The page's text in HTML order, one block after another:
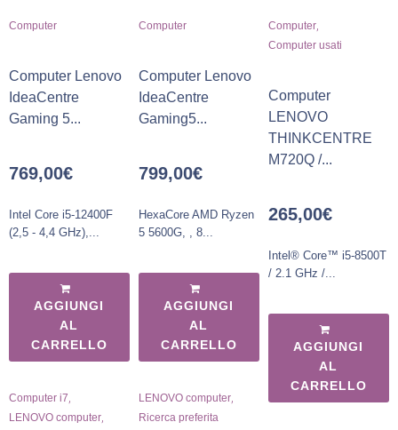
Computer
Computer Lenovo
IdeaCentre
Gaming 5...
769,00€
Intel Core i5-12400F
(2,5 - 4,4 GHz),...
AGGIUNGI
AL
CARRELLO
Computer i7
LENOVO computer
Computer
Computer Lenovo
IdeaCentre
Gaming5...
799,00€
HexaCore AMD Ryzen
5 5600G, , 8...
AGGIUNGI
AL
CARRELLO
LENOVO computer,
Ricerca preferita
Computer,
Computer usati
Computer
LENOVO
THINKCENTRE
M720Q /...
265,00€
Intel® Core™ i5-8500T
/ 2.1 GHz /...
AGGIUNGI
AL
CARRELLO